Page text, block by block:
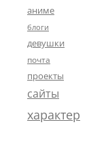
аниме
блоги
девушки
почта
проекты
сайты
характер